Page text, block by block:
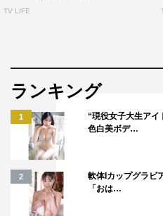
木下「今回は、普段の警察官
希巡査は、どんな女性ですか？
木下「負けず嫌いな性格。ち
のですが、本当は伝え方が下
ます」
TV LIFE
ランキング
1
“現役女子大生アイ
色白美ボデ…
2
軟体Iカップグラビ
「おは…